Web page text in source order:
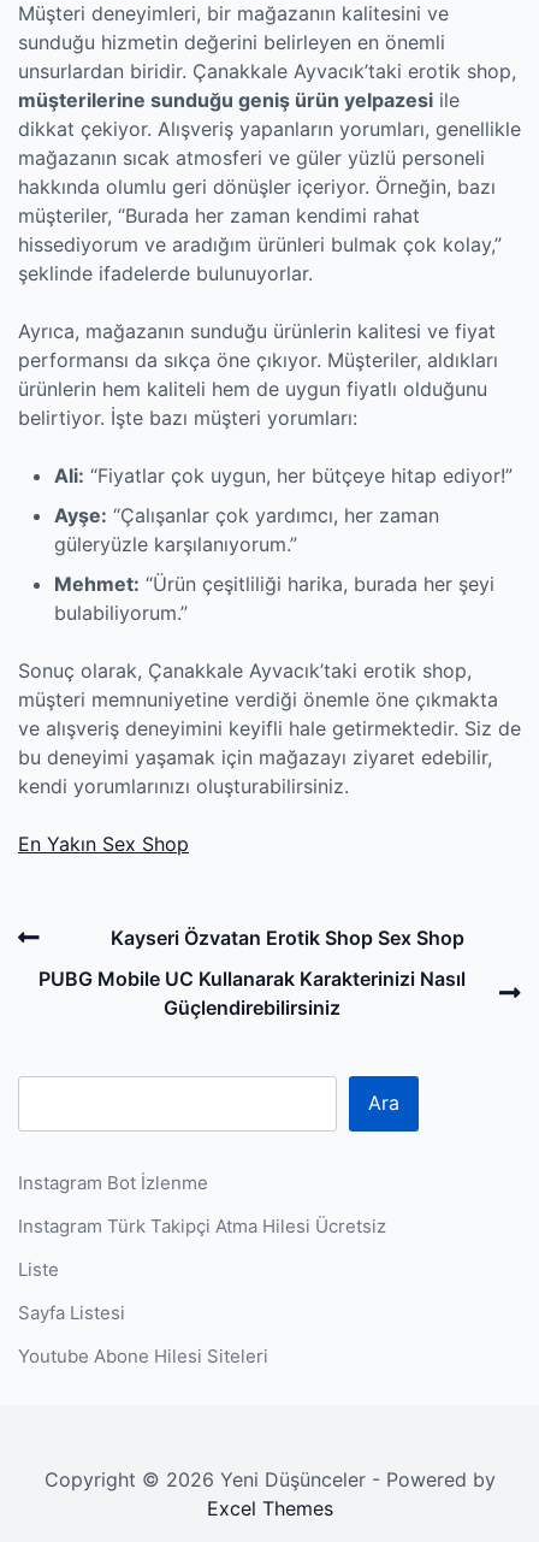
Müşteri deneyimleri, bir mağazanın kalitesini ve
sunduğu hizmetin değerini belirleyen en önemli
unsurlardan biridir. Çanakkale Ayvacık’taki erotik shop,
müşterilerine sunduğu geniş ürün yelpazesi ile
dikkat çekiyor. Alışveriş yapanların yorumları, genellikle
mağazanın sıcak atmosferi ve güler yüzlü personeli
hakkında olumlu geri dönüşler içeriyor. Örneğin, bazı
müşteriler, “Burada her zaman kendimi rahat
hissediyorum ve aradığım ürünleri bulmak çok kolay,”
şeklinde ifadelerde bulunuyorlar.
Ayrıca, mağazanın sunduğu ürünlerin kalitesi ve fiyat
performansı da sıkça öne çıkıyor. Müşteriler, aldıkları
ürünlerin hem kaliteli hem de uygun fiyatlı olduğunu
belirtiyor. İşte bazı müşteri yorumları:
Ali: “Fiyatlar çok uygun, her bütçeye hitap ediyor!”
Ayşe: “Çalışanlar çok yardımcı, her zaman
güleryüzle karşılanıyorum.”
Mehmet: “Ürün çeşitliliği harika, burada her şeyi
bulabiliyorum.”
Sonuç olarak, Çanakkale Ayvacık’taki erotik shop,
müşteri memnuniyetine verdiği önemle öne çıkmakta
ve alışveriş deneyimini keyifli hale getirmektedir. Siz de
bu deneyimi yaşamak için mağazayı ziyaret edebilir,
kendi yorumlarınızı oluşturabilirsiniz.
En Yakın Sex Shop
Post
navigation
Previous
Post
Kayseri Özvatan Erotik Shop Sex Shop
PUBG Mobile UC Kullanarak Karakterinizi Nasıl
Güçlendirebilirsiniz
Ara
Instagram Bot İzlenme
Instagram Türk Takipçi Atma Hilesi Ücretsiz
Liste
Sayfa Listesi
Youtube Abone Hilesi Siteleri
Copyright © 2026 Yeni Düşünceler - Powered by
Excel Themes